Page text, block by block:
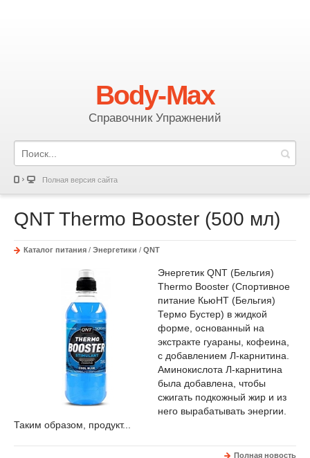
Body-Max
Справочник Упражнений
Полная версия сайта
QNT Thermo Booster (500 мл)
Каталог питания / Энергетики / QNT
Энергетик QNT (Бельгия)
Thermo Booster (Спортивное
питание КьюНТ (Бельгия)
Термо Бустер) в жидкой
форме, основанный на
экстракте гуараны, кофеина,
с добавлением Л-карнитина.
Аминокислота Л-карнитина
была добавлена, чтобы
сжигать подкожный жир и из
него вырабатывать энергии.
Таким образом, продукт...
Полная новость